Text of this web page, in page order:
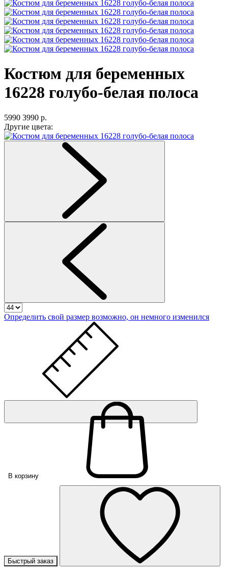
Костюм для беременных
16228 голубо-белая полоса
5990 3990 р.
Другие цвета:
Определить свой размер возможно, он немного изменился
В корзину
Быстрый заказ